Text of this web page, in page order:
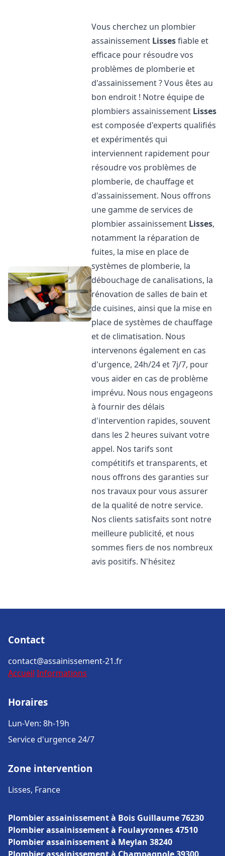
Vous cherchez un plombier
assainissement Lissesfiable et
efficace pour résoudre vos
problèmes de plomberie et
d'assainissement ? Vous êtes au
bon endroit ! Notre équipe de
plombiers assainissement Lisses
est composée d'experts qualifiés
et expérimentés qui
interviennent rapidement pour
résoudre vos problèmes de
plomberie, de chauffage et
d'assainissement. Nous offrons
une gamme de services de
plombier assainissement Lisses,
notamment la réparation de
fuites, la mise en place de
systèmes de plomberie, la
débouchage de canalisations, la
rénovation de salles de bain et
de cuisines, ainsi que la mise en
place de systèmes de chauffage
et de climatisation. Nous
intervenons également en cas
d'urgence, 24h/24 et 7j/7, pour
vous aider en cas de problème
imprévu. Nous nous engageons
à fournir des délais
d'intervention rapides, souvent
dans les 2 heures suivant votre
appel. Nos tarifs sont
compétitifs et transparents, et
nous offrons des garanties sur
nos travaux pour vous assurer
de la qualité de notre service.
Nos clients satisfaits sont notre
meilleure publicité, et nous
sommes fiers de nos nombreux
avis positifs. N'hésitez
Contact
contact@assainissement-21.fr
Accueil Informations
Horaires
Lun-Ven: 8h-19h
Service d'urgence 24/7
Zone intervention
Lisses, France
Plombier assainissement à Bois Guillaume 76230
Plombier assainissement à Foulayronnes 47510
Plombier assainissement à Meylan 38240